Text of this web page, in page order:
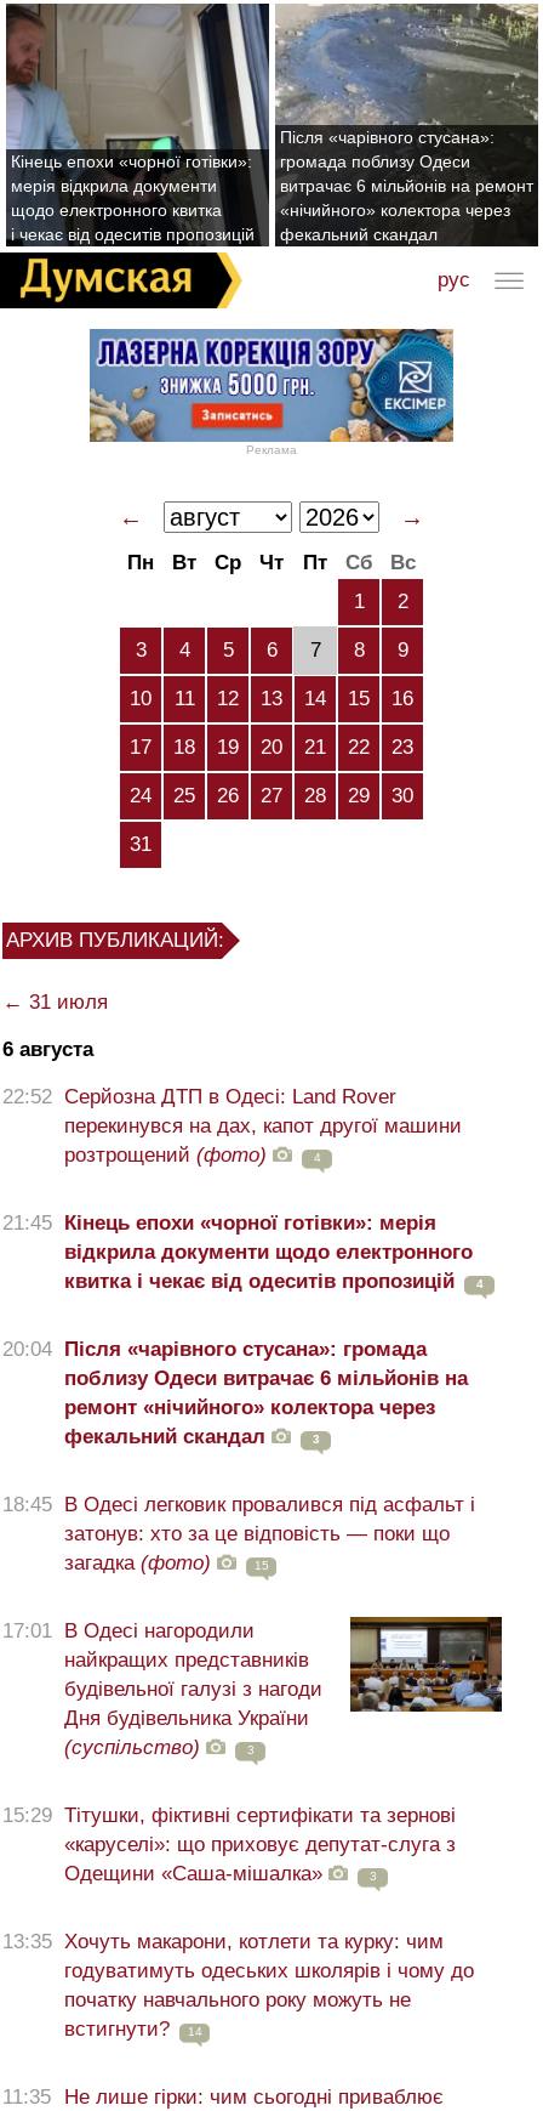
Кінець епохи «чорної готівки»:
мерія відкрила документи
щодо електронного квитка
і чекає від одеситів пропозицій
Після «чарівного стусана»:
громада поблизу Одеси
витрачає 6 мільйонів на ремонт
«нічийного» колектора через
фекальний скандал
рус
Реклама
← →
Пн Вт Ср Чт Пт Сб
Вс
1
2
3 4 5 6 7 8 9
10 11 12 13 14 15 16
17 18 19 20 21 22 23
24 25 26 27 28 29 30
31
АРХИВ ПУБЛИКАЦИЙ:
← 31 июля
6 августа
22:52 Серйозна ДТП в Одесі: Land Rover
перекинувся на дах, капот другої машини
розтрощений (фото) 4
21:45
Кінець епохи «чорної готівки»: мерія
відкрила документи щодо електронного
квитка і чекає від одеситів пропозицій
4
20:04
Після «чарівного стусана»: громада
поблизу Одеси витрачає 6 мільйонів на
ремонт «нічийного» колектора через
фекальний скандал
3
18:45
В Одесі легковик провалився під асфальт і
затонув: хто за це відповість — поки що
загадка (фото) 15
17:01
В Одесі нагородили
найкращих представників
будівельної галузі з нагоди
Дня будівельника України
(суспільство)
3
15:29 Тітушки, фіктивні сертифікати та зернові
«каруселі»: що приховує депутат-слуга з
Одещини «Саша-мішалка»
3
13:35 Хочуть макарони, котлети та курку: чим
годуватимуть одеських школярів і чому до
початку навчального року можуть не
встигнути?
14
11:35
Не лише гірки: чим сьогодні приваблює